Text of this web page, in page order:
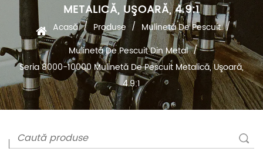
METALICĂ, UŞOARĂ, 4.9:1
Acasă / Produse / Mulinetă De Pescuit /
Mulinetă De Pescuit Din Metal /
Seria 8000-10000 Mulinetă De Pescuit Metalică, Uşoară,
4.9:1